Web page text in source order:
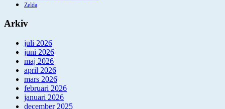
Zelda
Arkiv
juli 2026
juni 2026
maj 2026
april 2026
mars 2026
februari 2026
januari 2026
december 2025